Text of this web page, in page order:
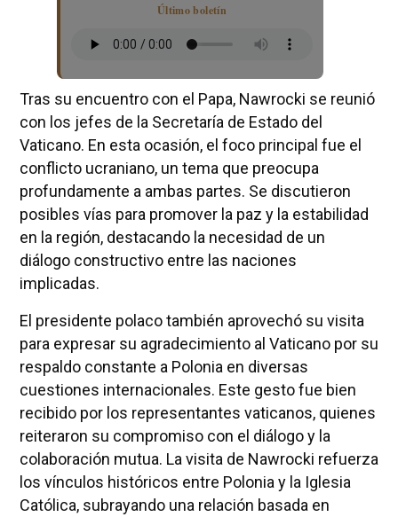
Último boletín
Tras su encuentro con el Papa, Nawrocki se reunió
con los jefes de la Secretaría de Estado del
Vaticano. En esta ocasión, el foco principal fue el
conflicto ucraniano, un tema que preocupa
profundamente a ambas partes. Se discutieron
posibles vías para promover la paz y la estabilidad
en la región, destacando la necesidad de un
diálogo constructivo entre las naciones
implicadas.
El presidente polaco también aprovechó su visita
para expresar su agradecimiento al Vaticano por su
respaldo constante a Polonia en diversas
cuestiones internacionales. Este gesto fue bien
recibido por los representantes vaticanos, quienes
reiteraron su compromiso con el diálogo y la
colaboración mutua. La visita de Nawrocki refuerza
los vínculos históricos entre Polonia y la Iglesia
Católica, subrayando una relación basada en